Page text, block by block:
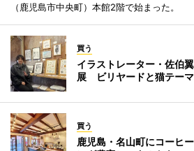
（鹿児島市中央町）本館2階で始まった。
買う
イラストレーター・佐伯
展 ビリヤードと猫テー
買う
鹿児島・名山町にコーヒ